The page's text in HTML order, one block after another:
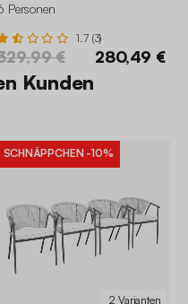
Personen
1.7 (3)
€ 280,49 €
Kunden
2 Varianten
SCHNÄPPCHEN -10%